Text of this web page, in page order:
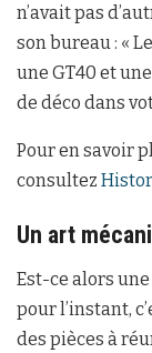
n’avait pas
son bureau : «
une GT40 et
de déco dans
Pour en savoir
consultez
Un art
Est-ce alors
pour l’instant,
des pièces à